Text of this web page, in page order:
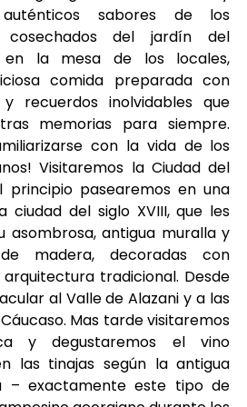
sabores de los
cosechados del jardín del
en la mesa de los locales,
comida preparada con
recuerdos inolvidables que
memorias para siempre.
con la vida de los
Visitaremos la Ciudad del
principio pasearemos en una
ciudad del siglo XVIII, que les
asombrosa, antigua muralla y
madera, decoradas con
tradicional. Desde
al Valle de Alazani y a las
Mas tarde visitaremos
y degustaremos el vino
las tinajas según la antigua
– exactamente este tipo de